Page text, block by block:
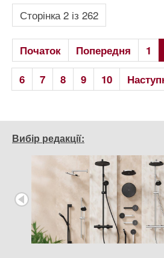
Сторінка 2 із 262
Початок Попередня 1
6
7 8 9 10
Вибір редакції: